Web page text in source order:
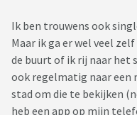
Ik ben trouwens ook
Maar ik ga er wel veel
de buurt of ik rij naar het
ook regelmatig naar een
stad om die te bekijken
heb een app op mijn